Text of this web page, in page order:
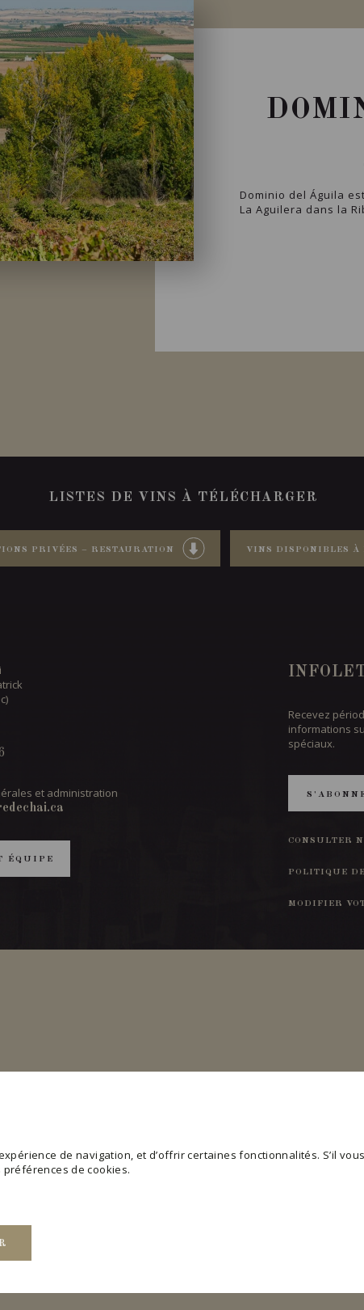
de navigation, et d’offrir certaines fonctionnalités. S’il
de cookies.
Dominio del Águila
La Aguilera dans la
LISTES DE VINS À TÉLÉCHARGER
PRIVÉES – RESTAURATION VINS DISPONIBLES À
et administration
ÉQUIPE
Recevez
informations
spéciaux.
CONSULTER
POLITIQUE
MODIFIER